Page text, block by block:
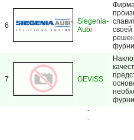
6
Siegenia-
Aubi
своей
7 GEVISS
-
-